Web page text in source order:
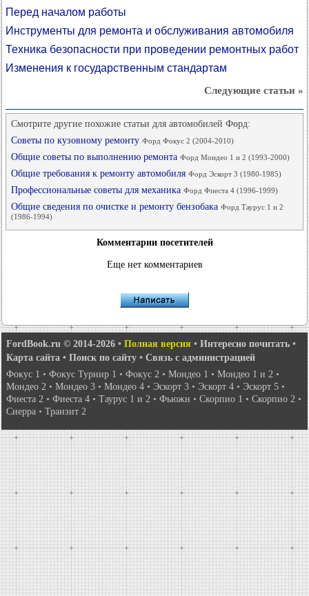
Перед началом работы
Инструменты для ремонта и обслуживания автомобиля
Техника безопасности при проведении ремонтных работ
Изменения к государственным стандартам
Следующие статьи »
Смотрите другие похожие статьи для автомобилей Форд:
Советы по кузовному ремонту Форд Фокус 2 (2004-2010)
Общие советы по выполнению ремонта Форд Мондео 1 и 2 (1993-2000)
Общие требования к ремонту автомобиля Форд Эскорт 3 (1980-1985)
Профессиональные советы для механика Форд Фиеста 4 (1996-1999)
Общие сведения по очистке и ремонту бензобака Форд Таурус 1 и 2
(1986-1994)
Комментарии посетителей
Еще нет комментариев
FordBook.ru © 2014-2026 • Полная версия • Интересно почитать •
Карта сайта • Поиск по сайту • Связь с администрацией
Фокус 1 • Фокус Турнир 1 • Фокус 2 • Мондео 1 • Мондео 1 и 2 •
Мондео 2 • Мондео 3 • Мондео 4 • Эскорт 3 • Эскорт 4 • Эскорт 5 •
Фиеста 2 • Фиеста 4 • Таурус 1 и 2 • Фьюжн • Скорпио 1 • Скорпио 2 •
Сиерра • Транзит 2